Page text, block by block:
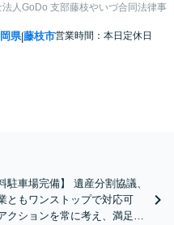
法人GoDo 支部藤枝やいづ合同法律事
県|藤枝市営業時間：本日定休日
駐車場完備】 遺産分割協議、
ともワンストップで対応可
クションを常に考え、満足度